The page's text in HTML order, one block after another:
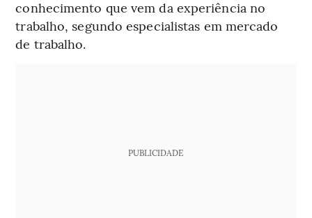
conhecimento que vem da experiência no
trabalho, segundo especialistas em mercado
de trabalho.
PUBLICIDADE